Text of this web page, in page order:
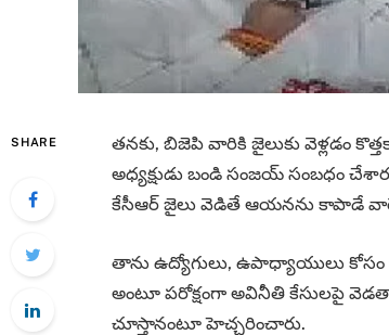
SHARE
తనకు, బిజెపి వారికి జైలుకు వెళ్లడం
అధ్యక్షుడు బండి సంజయ్ సంబధం
కేసీఆర్ జైలు వెడితే ఆయనను కాపాడే
తాను ఉద్యోగులు, ఉపాధ్యాయులు కోసం
అంటూ పరోక్షంగా అవినీతి కేసులపై
చూస్తానంటూ హెచ్చరించారు.